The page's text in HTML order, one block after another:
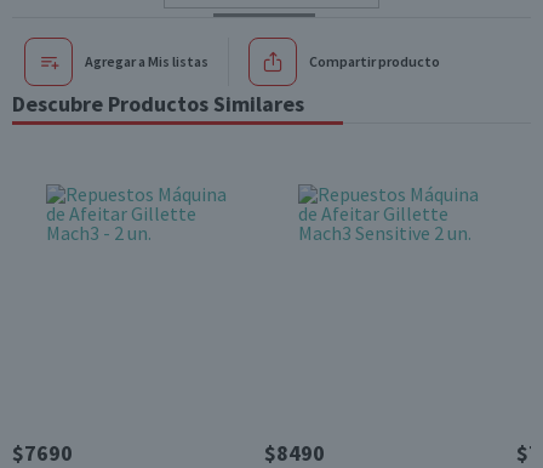
Agregar a Mis listas Compartir producto
Descubre Productos Similares
$7690 $8490